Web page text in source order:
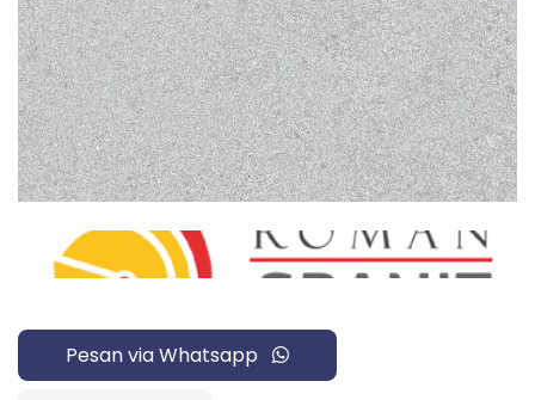
Pesan via Whatsapp